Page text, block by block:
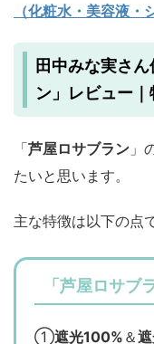
（化粧水・美容液・
田中みな実さ
ン」レビュー
「芦屋ロサブラン 」
たいと思います。
主な特徴は以下の点
「芦屋ロサブ
①遮光100% ＆